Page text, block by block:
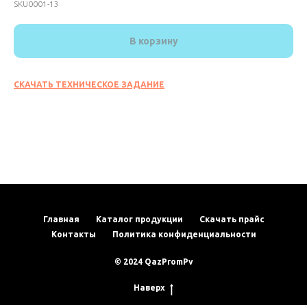
SKU0001-13
В корзину
СКАЧАТЬ ТЕХНИЧЕСКОЕ ЗАДАНИЕ
Главная Каталог продукции
Скачать прайс
Контакты
Политика конфиденциальности
© 2024 QazPromPv
Наверх